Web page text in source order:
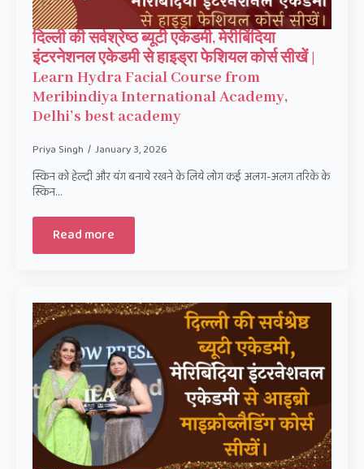
दिल्ली की सर्वश्रेष्ठ ब्यूटी एकेडमी, मेरीबिंदिया
इंटरनेशनल एकेडमी से हाइड्रा फेशियल कोर्स सीखें |
Learn Hydra Facial Course from
Meribindiya International Academy,
Delhi’s best academy
Priya Singh January 3, 2026
स्किन को हेल्दी और यंग बनाये रखने के लिये लोग कई अलग-अलग तरिके के
स्किन…
Read more